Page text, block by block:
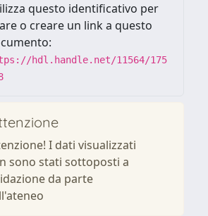
questo identificativo per
o creare un link a questo
hdl.handle.net/11564/175
I dati visualizzati
sono stati sottoposti a
da parte